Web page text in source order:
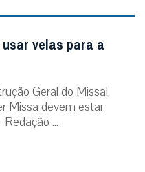
velas para a
Geral do Missal
Missa devem estar
...